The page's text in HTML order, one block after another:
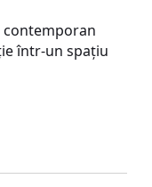
contemporan
într-un spațiu